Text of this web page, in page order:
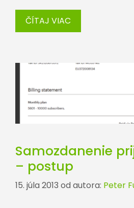
ČÍTAJ VIAC
Samozdanenie
– postup
15. júla 2013 od autora: Peter